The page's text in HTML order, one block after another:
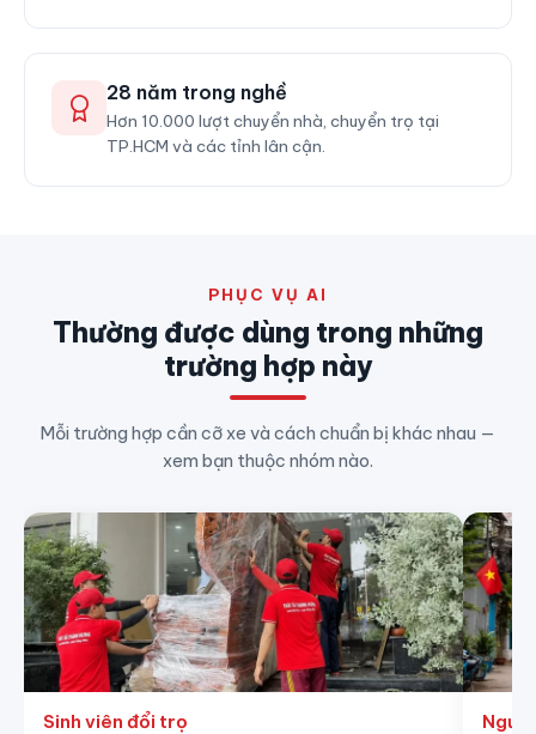
28 năm trong nghề
Hơn 10.000 lượt chuyển nhà, chuyển trọ tại
TP.HCM và các tỉnh lân cận.
PHỤC VỤ AI
Thường được dùng trong những
trường hợp này
Mỗi trường hợp cần cỡ xe và cách chuẩn bị khác nhau —
xem bạn thuộc nhóm nào.
Sinh viên đổi trọ